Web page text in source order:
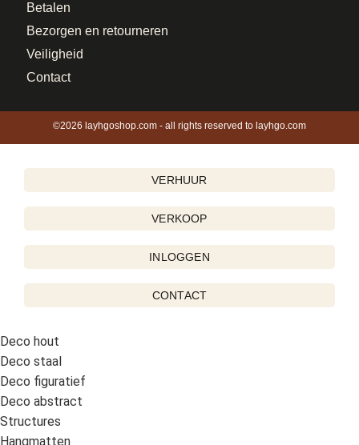
Betalen
Bezorgen en retourneren
Veiligheid
Contact
©2026 layhgoshop.com - all rights reserved to layhgo.com
VERHUUR
VERKOOP
INLOGGEN
CONTACT
Deco hout
Deco staal
Deco figuratief
Deco abstract
Structures
Hangmatten